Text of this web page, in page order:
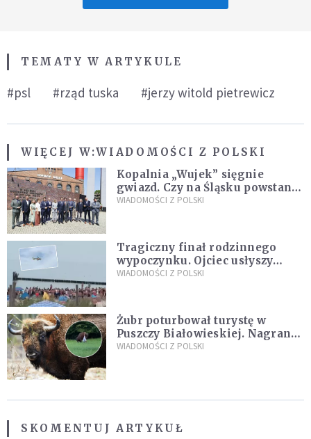
TEMATY W ARTYKULE
#psl #rząd tuska #jerzy witold pietrewicz
WIĘCEJ W:WIADOMOŚCI Z POLSKI
Kopalnia „Wujek” sięgnie
gwiazd. Czy na Śląsku powstanie
„Dolina Krzemowa”?
WIADOMOŚCI Z POLSKI
Tragiczny finał rodzinnego
wypoczynku. Ojciec usłyszy
zarzuty
WIADOMOŚCI Z POLSKI
Żubr poturbował turystę w
Puszczy Białowieskiej. Nagranie
daje do myślenia
WIADOMOŚCI Z POLSKI
SKOMENTUJ ARTYKUŁ